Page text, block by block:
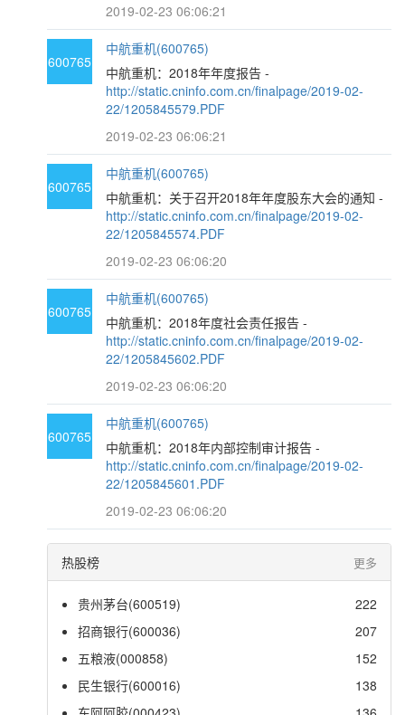
2019-02-23 06:06:21
600765
中航重机(600765)
中航重机：2018年年度报告 -
http://static.cninfo.com.cn/finalpage/2019-02-
22/1205845579.PDF
2019-02-23 06:06:21
600765
中航重机(600765)
中航重机：关于召开2018年年度股东大会的通知 -
http://static.cninfo.com.cn/finalpage/2019-02-
22/1205845574.PDF
2019-02-23 06:06:20
600765
中航重机(600765)
中航重机：2018年度社会责任报告 -
http://static.cninfo.com.cn/finalpage/2019-02-
22/1205845602.PDF
2019-02-23 06:06:20
600765
中航重机(600765)
中航重机：2018年内部控制审计报告 -
http://static.cninfo.com.cn/finalpage/2019-02-
22/1205845601.PDF
2019-02-23 06:06:20
热股榜 更多
贵州茅台(600519)
222
招商银行(600036)
207
五粮液(000858)
152
民生银行(600016)
138